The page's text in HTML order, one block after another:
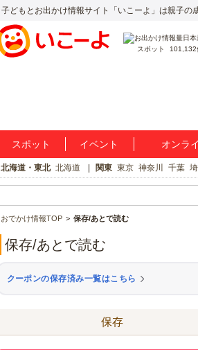
子どもとお出かけ情報サイト「いこーよ」は親子の
スポット 101,132
スポット イベント オンラ
北海道・東北 北海道 関東 東京 神奈川 千葉
おでかけ情報TOP 保存/あとで読む
保存/あとで読む
クーポンの保存済み一覧はこちら
保存